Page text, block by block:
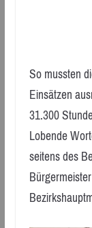
So mussten
Einsätzen
31.300
Lobende
seitens des